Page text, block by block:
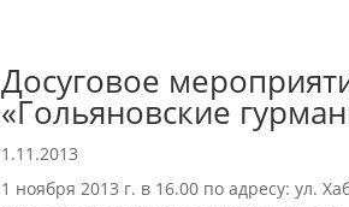
Досуговое
«Гольяновские
1.11.2013
1 ноября 2013 г. в 16.00 по адресу: ул.